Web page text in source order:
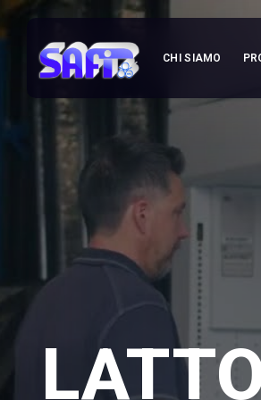
CHI SIAMO